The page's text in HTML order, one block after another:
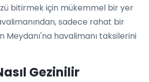
bitirmek için mükemmel bir yer
sadece rahat bir
Meydanı'na havalimanı taksilerini
Gezinilir